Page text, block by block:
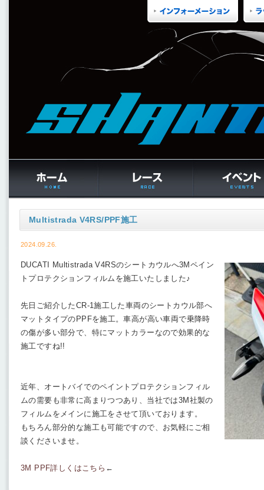
Multistrada V4RS/PPF施工
2024.09.26.
DUCATI Multistrada V4RSのシートカウルへ3Mペイン
トプロテクションフィルムを施工いたしました♪
先日ご紹介したCR-1施工した車両のシートカウル部へ
マットタイプのPPFを施工。車高が高い車両で乗降時
の傷が多い部分で、特にマットカラーなので効果的な
施工ですね!!
近年、オートバイでのペイントプロテクションフィル
ムの需要も非常に高まりつつあり、当社では3M社製の
フィルムをメインに施工をさせて頂いております。
もちろん部分的な施工も可能ですので、お気軽にご相
談くださいませ。
3M PPF詳しくはこちら ←